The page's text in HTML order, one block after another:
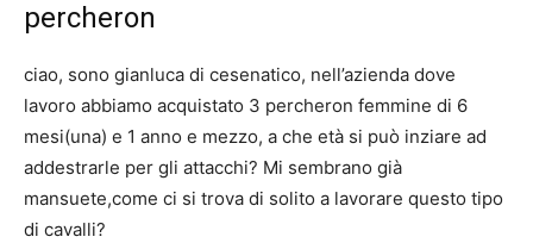
percheron
ciao, sono gianluca di cesenatico, nell’azienda dove
lavoro abbiamo acquistato 3 percheron femmine di 6
mesi(una) e 1 anno e mezzo, a che età si può inziare ad
addestrarle per gli attacchi? Mi sembrano già
mansuete,come ci si trova di solito a lavorare questo tipo
di cavalli?